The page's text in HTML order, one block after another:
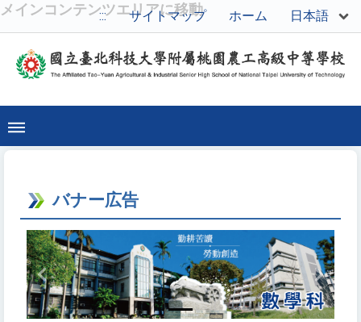
メインコンテンツエリアに移動
::: サイトマップ ホーム 日本語
バナー広告
Previous Next